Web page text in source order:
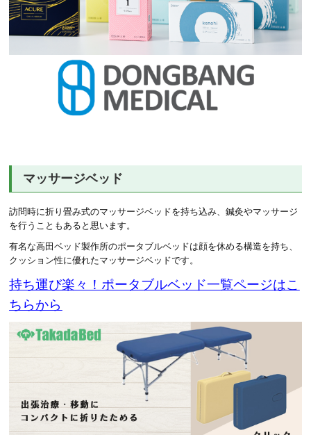
マッサージベッド
訪問時に折り畳み式のマッサージベッドを持ち込み、鍼灸やマッサージ
を行うこともあると思います。
有名な高田ベッド製作所のポータブルベッドは顔を休める構造を持ち、
クッション性に優れたマッサージベッドです。
持ち運び楽々！ポータブルベッド一覧ページはこ
ちらから